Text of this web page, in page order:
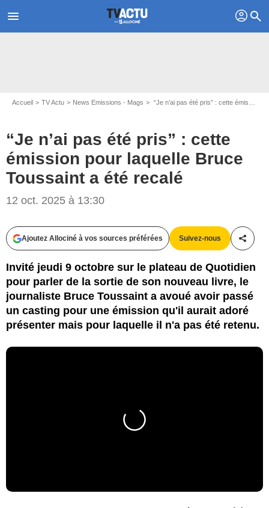
menu profil search
Accueil TV Actu News Emissions - Mags “Je n’ai pas été pris” : cette émission pour laquelle Bruce Toussaint a été recalé
“Je n’ai pas été pris” : cette
émission pour laquelle Bruce
Toussaint a été recalé
12 oct. 2025 à 13:30
Ajoutez Allociné à vos sources préférées Suivez-nous
Invité jeudi 9 octobre sur le plateau de Quotidien
pour parler de la sortie de son nouveau livre, le
journaliste Bruce Toussaint a avoué avoir passé
un casting pour une émission qu'il aurait adoré
présenter mais pour laquelle il n'a pas été retenu.